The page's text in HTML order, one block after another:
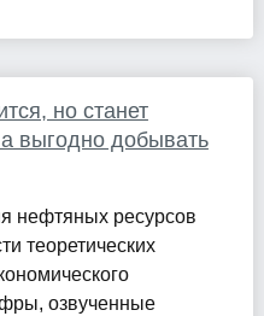
но станет
выгодно добывать
нефтяных ресурсов
теоретических
озвученные